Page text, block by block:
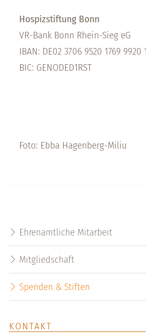
Hospizstiftung Bonn
VR-Bank Bonn Rhein-Sieg eG
IBAN: DE02 3706 9520 1769 9920
BIC: GENODED1RST
Foto: Ebba Hagenberg-Miliu
Ehrenamtliche Mitarbeit
Mitgliedschaft
Spenden & Stiften
KONTAKT